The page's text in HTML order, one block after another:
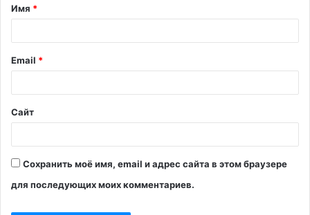
Имя *
Email *
Сайт
Сохранить моё имя, email и адрес сайта в этом браузере
для последующих моих комментариев.